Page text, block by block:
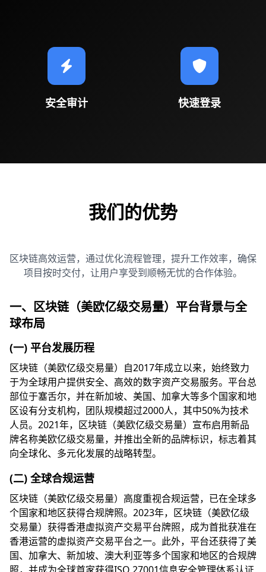
安全审计 快速登录
我们的优势
区块链高效运营，通过优化流程管理，提升工作效率，确保
项目按时交付，让用户享受到顺畅无忧的合作体验。
一、区块链（美欧亿级交易量）平台背景与全
球布局
(一) 平台发展历程
区块链（美欧亿级交易量）自2017年成立以来，始终致力
于为全球用户提供安全、高效的数字资产交易服务。平台总
部位于塞舌尔，并在新加坡、美国、加拿大等多个国家和地
区设有分支机构，团队规模超过2000人，其中50%为技术
人员。2021年，区块链（美欧亿级交易量）宣布启用新品
牌名称美欧亿级交易量，并推出全新的品牌标识，标志着其
向全球化、多元化发展的战略转型。
(二) 全球合规运营
区块链（美欧亿级交易量）高度重视合规运营，已在全球多
个国家和地区获得合规牌照。2023年，区块链（美欧亿级
交易量）获得香港虚拟资产交易平台牌照，成为首批获准在
香港运营的虚拟资产交易平台之一。此外，平台还获得了美
国、加拿大、新加坡、澳大利亚等多个国家和地区的合规牌